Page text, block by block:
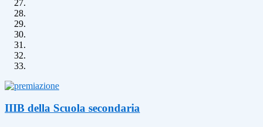
IIIB della Scuola secondaria